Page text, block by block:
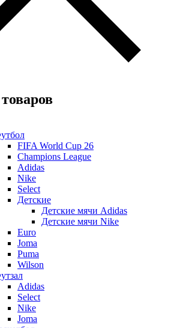
FIFA World Cup 26
Champions League
Adidas
Nike
Select
Детские
Детские мячи Adidas
Детские мячи Nike
Euro
Joma
Puma
Wilson
Adidas
Select
Nike
Joma